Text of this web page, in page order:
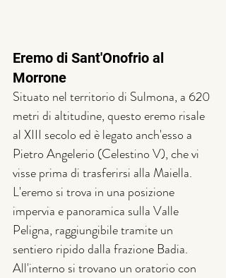
Eremo di Sant'Onofrio al
Morrone
Situato nel territorio di Sulmona, a 620
metri di altitudine, questo eremo risale
al XIII secolo ed è legato anch'esso a
Pietro Angelerio (Celestino V), che vi
visse prima di trasferirsi alla Maiella.
L'eremo si trova in una posizione
impervia e panoramica sulla Valle
Peligna, raggiungibile tramite un
sentiero ripido dalla frazione Badia.
All'interno si trovano un oratorio con